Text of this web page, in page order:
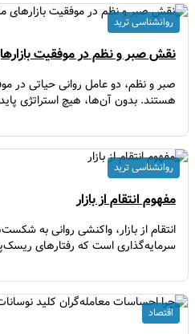
نقش صبر و نظم در موفقیت بازارهای
صبر و نظم، دو عامل روانی حیاتی در
هستند. بدون آن‌ها، هیچ استراتژی
روانشناسی ترید
مفهوم انتقام از بازار
انتقام از بازار، واکنشی روانی به
سرمایه‌گذاری است که رفتارهای
روانشناسی ترید
اقتصاد